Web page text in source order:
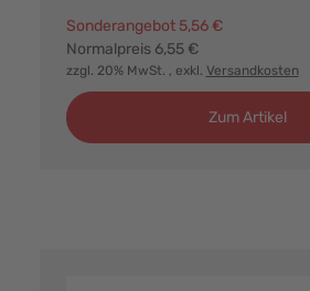
Sonderangebot 5,56 €
Normalpreis 6,55 €
zzgl. 20% MwSt. , exkl. Versandkosten
Zum Artikel